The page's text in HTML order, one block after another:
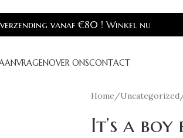
vanaf €80 ! Winkel nu
OVER ONSCONTACT
Home/Uncategorized
It’s a